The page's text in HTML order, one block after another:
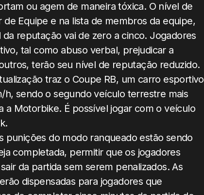
ou agem de maneira tóxica. O nível de
Equipe e na lista de membros da equipe,
reputação vai de zero a cinco. Jogadores
tal como abuso verbal, prejudicar a
terão seu nível de reputação reduzido.
traz o Coupe RB, um carro esportivo
sendo o segundo veículo terrestre mais
a Motorbike. É possível jogar com o veículo
punições do modo ranqueado estão sendo
completada, permitir que os jogadores
da partida sem serem penalizados. As
dispensadas para jogadores que